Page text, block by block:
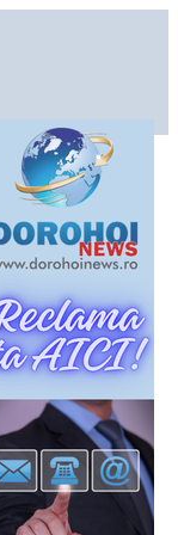
pacientul